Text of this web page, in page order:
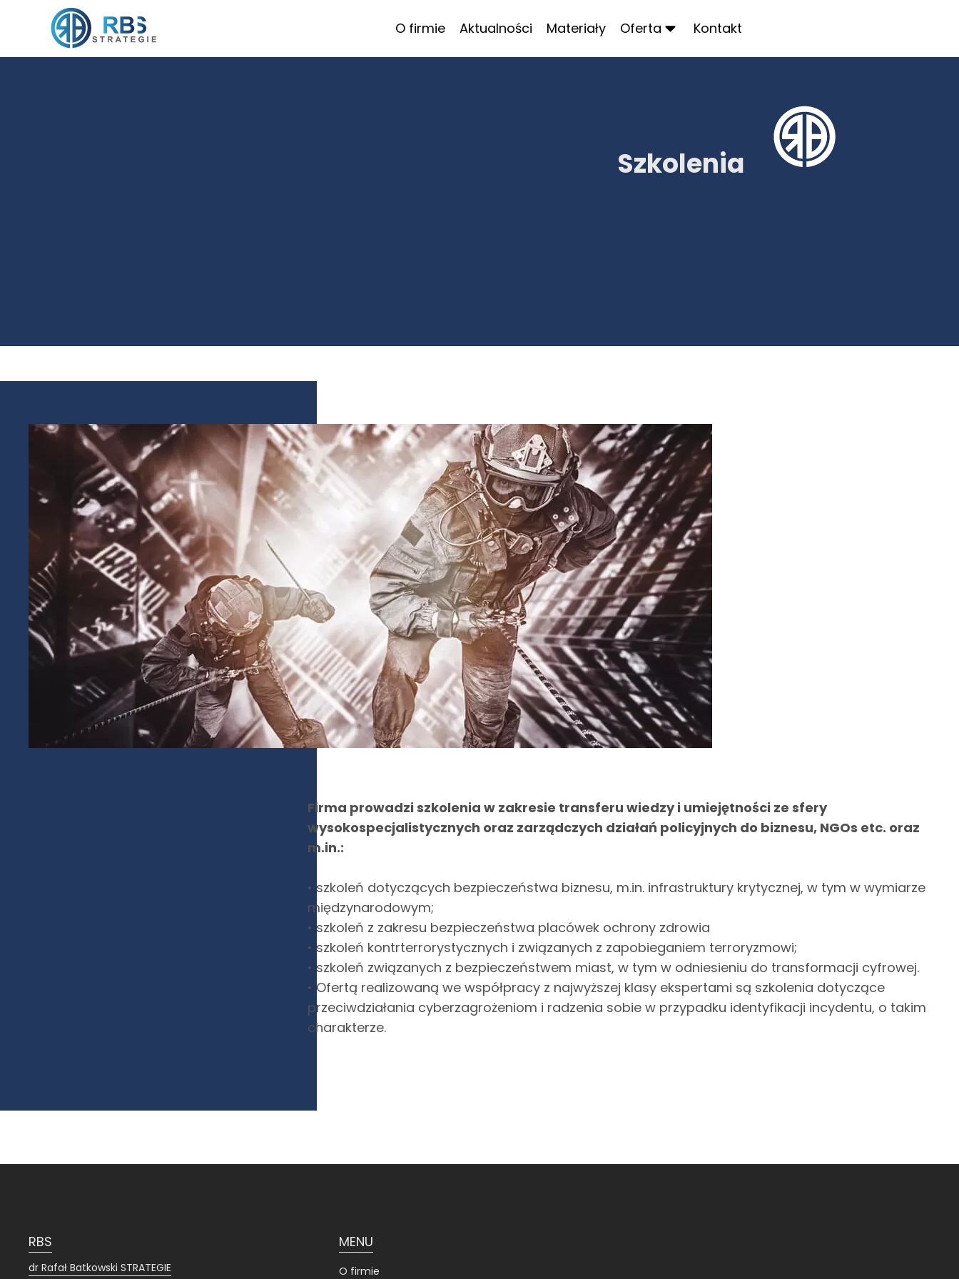
O firmie Aktualności Materiały Oferta Kontakt
Szkolenia
Firma prowadzi szkolenia w zakresie transferu wiedzy i umiejętności ze sfery
wysokospecjalistycznych oraz zarządczych działań policyjnych do biznesu, NGOs etc. oraz
m.in.:
• szkoleń dotyczących bezpieczeństwa biznesu, m.in. infrastruktury krytycznej, w tym w wymiarze
międzynarodowym;
• szkoleń z zakresu bezpieczeństwa placówek ochrony zdrowia
• szkoleń kontrterrorystycznych i związanych z zapobieganiem terroryzmowi;
• szkoleń związanych z bezpieczeństwem miast, w tym w odniesieniu do transformacji cyfrowej.
• Ofertą realizowaną we współpracy z najwyższej klasy ekspertami są szkolenia dotyczące
przeciwdziałania cyberzagrożeniom i radzenia sobie w przypadku identyfikacji incydentu, o takim
charakterze.
RBS
dr Rafał Batkowski STRATEGIE
MENU
O firmie